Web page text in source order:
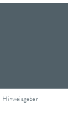
Hinweisgeber